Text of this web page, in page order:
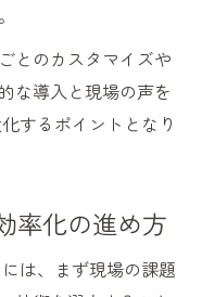
とのカスタマイズや
な導入と現場の声を
するポイントとなり
率化の進め方
は、まず現場の課題